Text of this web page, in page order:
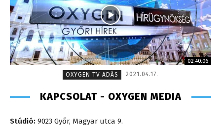
02:40:06
OXYGEN TV ADÁS
2021.04.17.
KAPCSOLAT - OXYGEN MEDIA
Stúdió: 9023 Győr, Magyar utca 9.